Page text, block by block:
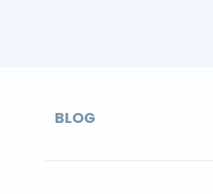
BLOG